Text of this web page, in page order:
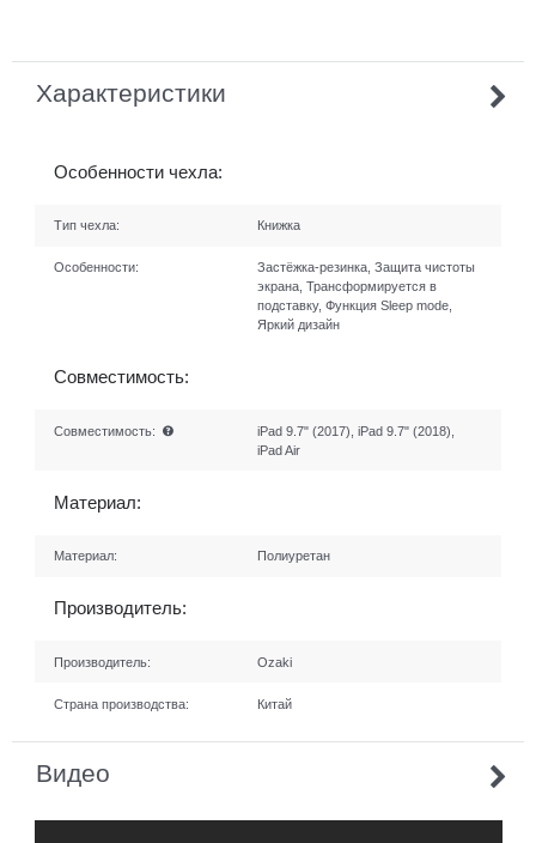
Характеристики
Особенности чехла:
Тип чехла: Книжка
Особенности:
Застёжка-резинка, Защита чистоты
экрана, Трансформируется в
подставку, Функция Sleep mode,
Яркий дизайн
Совместимость:
Совместимость:
iPad 9.7" (2017), iPad 9.7" (2018),
iPad Air
Материал:
Материал: Полиуретан
Производитель:
Производитель: Ozaki
Страна производства: Китай
Видео